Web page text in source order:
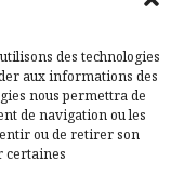
des technologies
aux informations des
nous permettra de
de navigation ou les
ou de retirer son
certaines